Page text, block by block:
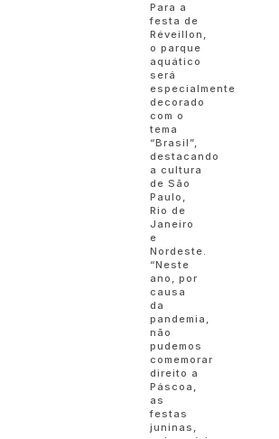
Para a
festa de
Réveillon,
o parque
aquático
será
especialmente
decorado
com o
tema
“Brasil”,
destacando
a cultura
de São
Paulo,
Rio de
Janeiro
e
Nordeste.
“Neste
ano, por
causa
da
pandemia,
não
pudemos
comemorar
direito a
Páscoa,
as
festas
juninas,